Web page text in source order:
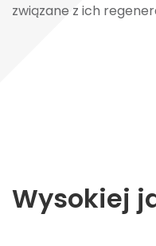
związane z ich
Wysokiej